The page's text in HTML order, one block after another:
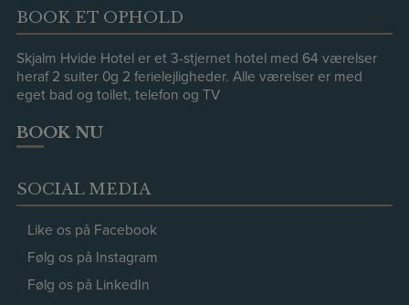
BOOK ET OPHOLD
Skjalm Hvide Hotel er et 3-stjernet hotel med 64 værelser
heraf 2 suiter 0g 2 ferielejligheder. Alle værelser er med
eget bad og toilet, telefon og TV
BOOK NU
SOCIAL MEDIA
Like os på Facebook
Følg os på Instagram
Følg os på LinkedIn